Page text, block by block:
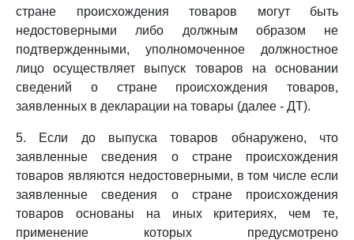
стране происхождения товаров могут быть
недостоверными либо должным образом не
подтвержденными, уполномоченное должностное
лицо осуществляет выпуск товаров на основании
сведений о стране происхождения товаров,
заявленных в декларации на товары (далее - ДТ).
5. Если до выпуска товаров обнаружено, что
заявленные сведения о стране происхождения
товаров являются недостоверными, в том числе если
заявленные сведения о стране происхождения
товаров основаны на иных критериях, чем те,
применение которых предусмотрено